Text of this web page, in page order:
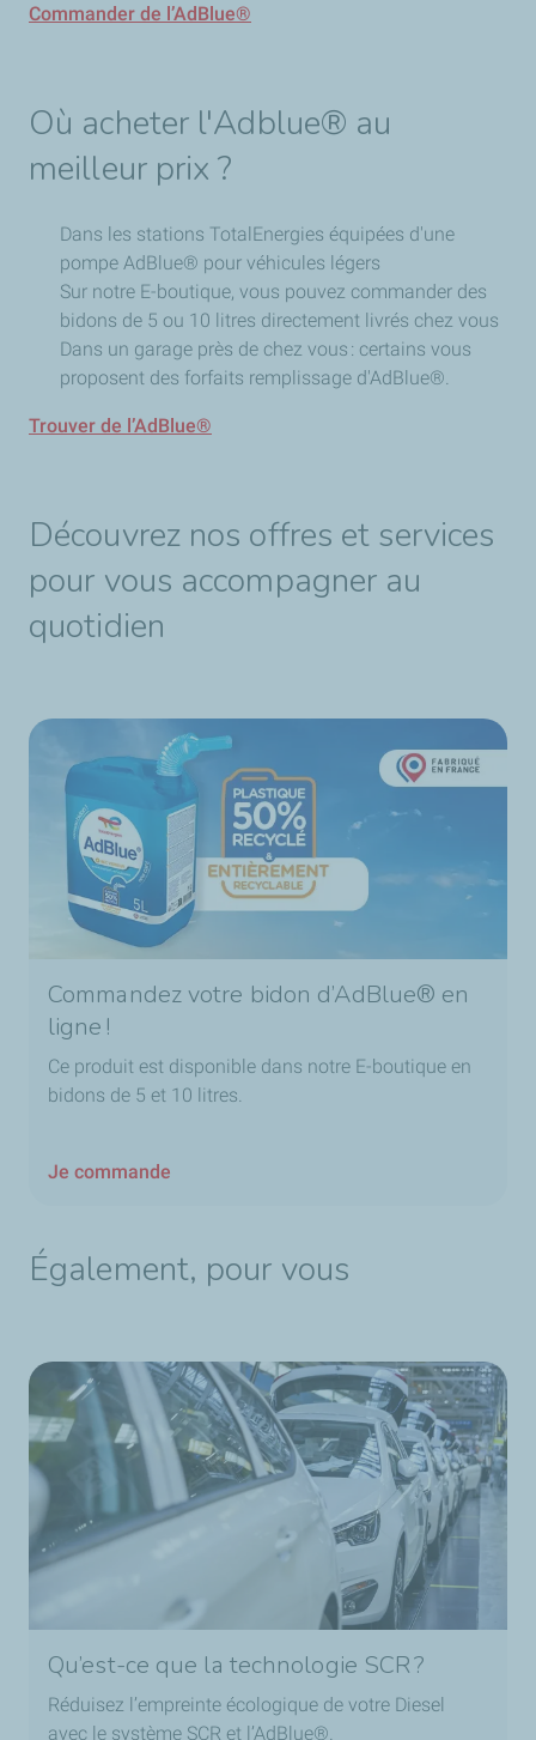
Commander de l’AdBlue®
Où acheter l'Adblue® au
meilleur prix ?
Dans les stations TotalEnergies équipées d'une
pompe AdBlue® pour véhicules légers
Sur notre E-boutique, vous pouvez commander des
bidons de 5 ou 10 litres directement livrés chez vous
Dans un garage près de chez vous : certains vous
proposent des forfaits remplissage d'AdBlue®.
Trouver de l’AdBlue®
Découvrez nos offres et services
pour vous accompagner au
quotidien
Commandez votre bidon d’AdBlue® en
ligne !
Ce produit est disponible dans notre E-boutique en
bidons de 5 et 10 litres.
Je commande
Également, pour vous
Qu’est-ce que la technologie SCR ?
Réduisez l’empreinte écologique de votre Diesel
avec le système SCR et l’AdBlue®.